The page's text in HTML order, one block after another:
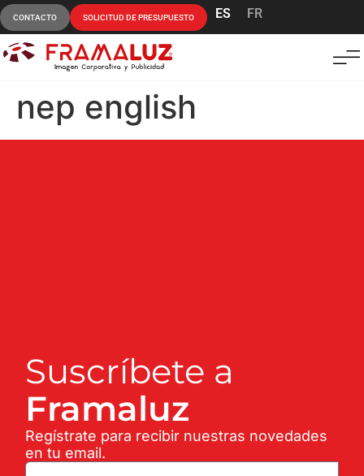
CONTACTO SOLICITUD DE PRESUPUESTO ES FR
nep english
Suscríbete a
Framaluz
Regístrate para recibir nuestras novedades
en tu email.